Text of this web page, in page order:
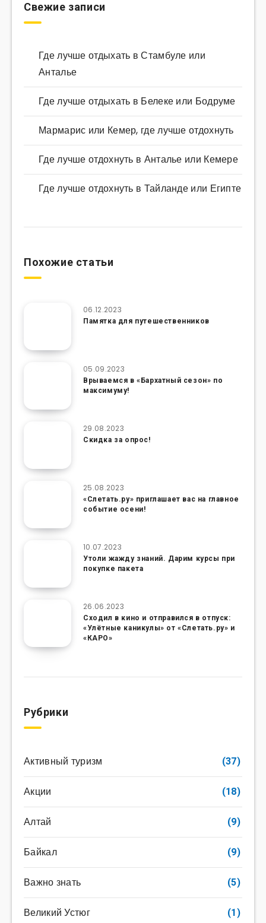
Свежие записи
Где лучше отдыхать в Стамбуле или
Анталье
Где лучше отдыхать в Белеке или Бодруме
Мармарис или Кемер, где лучше отдохнуть
Где лучше отдохнуть в Анталье или Кемере
Где лучше отдохнуть в Тайланде или Египте
Похожие статьи
06.12.2023
Памятка для путешественников
05.09.2023
Врываемся в «Бархатный сезон» по
максимуму!
29.08.2023
Скидка за опрос!
25.08.2023
«Слетать.ру» приглашает вас на главное
событие осени!
10.07.2023
Утоли жажду знаний. Дарим курсы при
покупке пакета
26.06.2023
Сходил в кино и отправился в отпуск:
«Улётные каникулы» от «Слетать.ру» и
«КАРО»
Рубрики
Активный туризм (37)
Акции (18)
Алтай (9)
Байкал (9)
Важно знать (5)
Великий Устюг (1)